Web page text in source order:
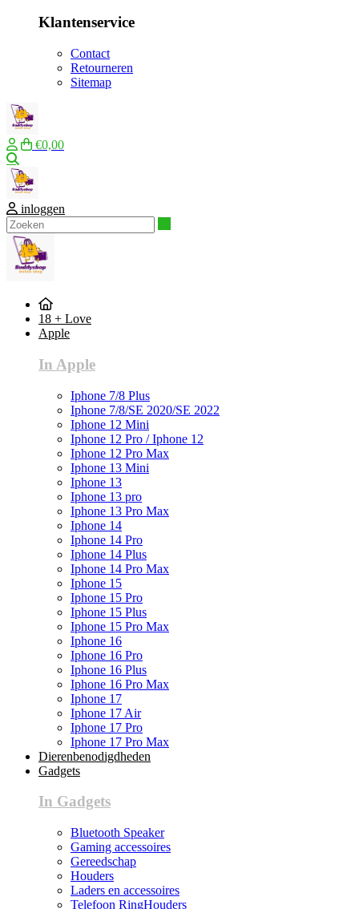
Klantenservice
Contact
Retourneren
Sitemap
€0,00
inloggen
18 + Love
Apple
In Apple
Iphone 7/8 Plus
Iphone 7/8/SE 2020/SE 2022
Iphone 12 Mini
Iphone 12 Pro / Iphone 12
Iphone 12 Pro Max
Iphone 13 Mini
Iphone 13
Iphone 13 pro
Iphone 13 Pro Max
Iphone 14
Iphone 14 Pro
Iphone 14 Plus
Iphone 14 Pro Max
Iphone 15
Iphone 15 Pro
Iphone 15 Plus
Iphone 15 Pro Max
Iphone 16
Iphone 16 Pro
Iphone 16 Plus
Iphone 16 Pro Max
Iphone 17
Iphone 17 Air
Iphone 17 Pro
Iphone 17 Pro Max
Dierenbenodigdheden
Gadgets
In Gadgets
Bluetooth Speaker
Gaming accessoires
Gereedschap
Houders
Laders en accessoires
Telefoon RingHouders